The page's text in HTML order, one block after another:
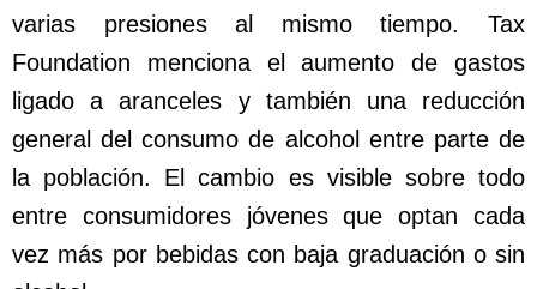
varias presiones al mismo tiempo. Tax
Foundation menciona el aumento de gastos
ligado a aranceles y también una reducción
general del consumo de alcohol entre parte de
la población. El cambio es visible sobre todo
entre consumidores jóvenes que optan cada
vez más por bebidas con baja graduación o sin